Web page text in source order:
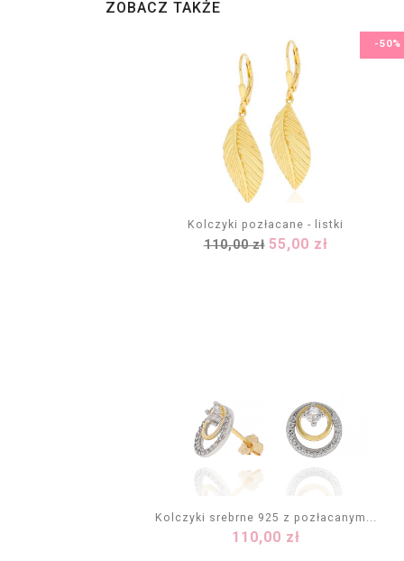
ZOBACZ TAKŻE
Kolczyki pozłacane - listki
Cena
110,00 zł Cena
55,00 zł
-50%
DODAJ DO KOSZYKA
Kolczyki srebrne 925 z pozłacanym...
Cena
110,00 zł
DODAJ DO KOSZYKA